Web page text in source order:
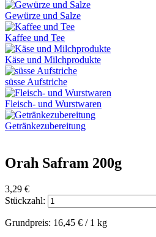
Gewürze und Salze
Kaffee und Tee
Käse und Milchprodukte
süsse Aufstriche
Fleisch- und Wurstwaren
Getränkezubereitung
Orah Safram 200g
3,29 €
Stückzahl:
Grundpreis: 16,45 € / 1 kg